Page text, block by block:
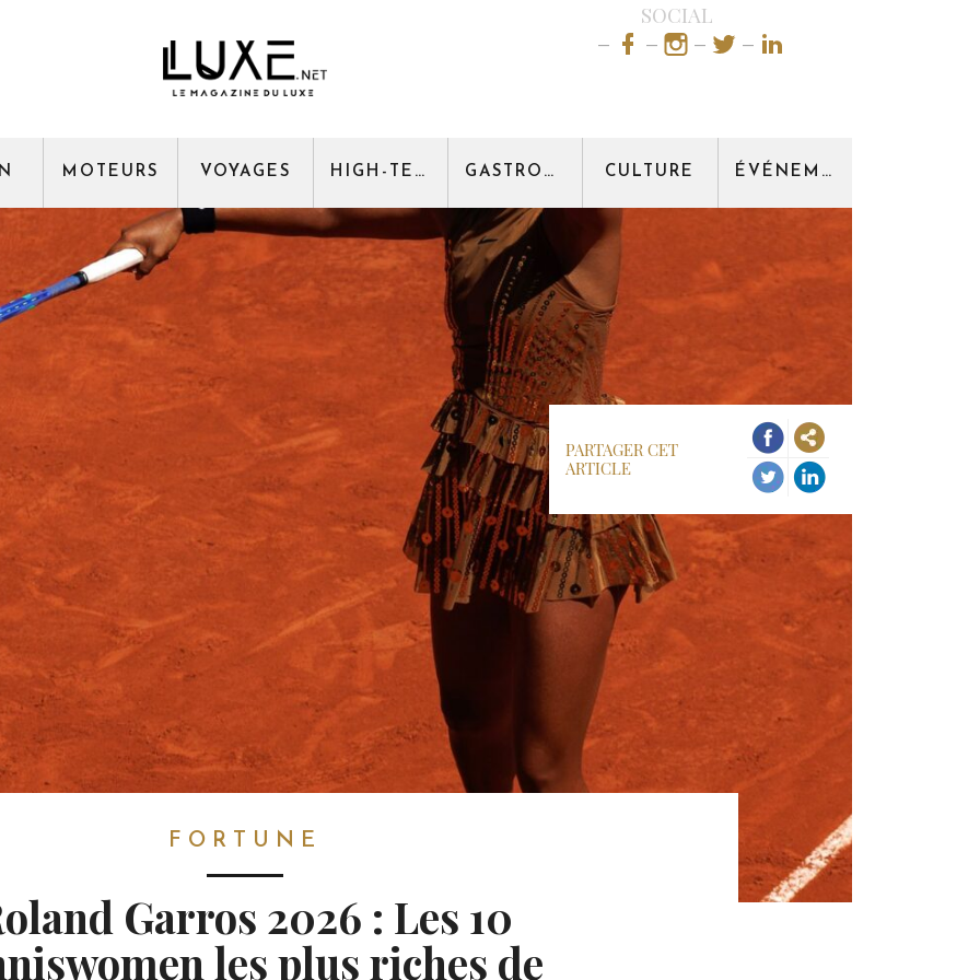
SOCIAL
MOTEURS VOYAGES HIGH-TECH GASTRONOMIE CULTURE ÉVÉNEMENT
PARTAGER CET
ARTICLE
FORTUNE
Garros 2026 : Les 10
les plus riches de